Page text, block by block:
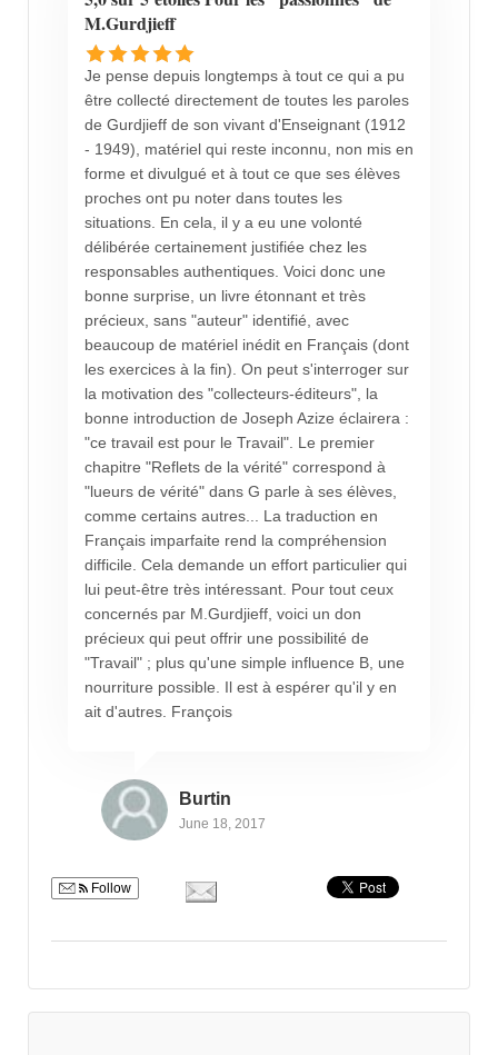
M.Gurdjieff
Je pense depuis longtemps à tout ce qui a pu
être collecté directement de toutes les paroles
de Gurdjieff de son vivant d'Enseignant (1912
- 1949), matériel qui reste inconnu, non mis en
forme et divulgué et à tout ce que ses élèves
proches ont pu noter dans toutes les
situations. En cela, il y a eu une volonté
délibérée certainement justifiée chez les
responsables authentiques. Voici donc une
bonne surprise, un livre étonnant et très
précieux, sans "auteur" identifié, avec
beaucoup de matériel inédit en Français (dont
les exercices à la fin). On peut s'interroger sur
la motivation des "collecteurs-éditeurs", la
bonne introduction de Joseph Azize éclairera :
"ce travail est pour le Travail". Le premier
chapitre "Reflets de la vérité" correspond à
"lueurs de vérité" dans G parle à ses élèves,
comme certains autres... La traduction en
Français imparfaite rend la compréhension
difficile. Cela demande un effort particulier qui
lui peut-être très intéressant. Pour tout ceux
concernés par M.Gurdjieff, voici un don
précieux qui peut offrir une possibilité de
"Travail" ; plus qu'une simple influence B, une
nourriture possible. Il est à espérer qu'il y en
ait d'autres. François
Burtin
June 18, 2017
Follow